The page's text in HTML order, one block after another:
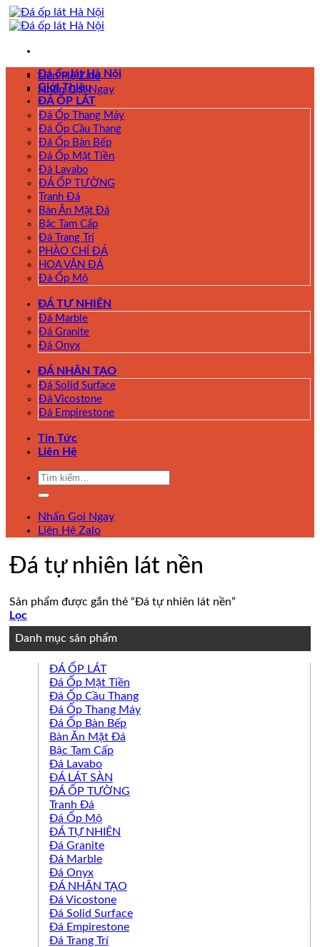
Skip
to
Liên Hệ Zalo
Nhấn Gọi Ngay
Đá ốp lát Hà Nội
Giới Thiệu
ĐÁ ỐP LÁT
Đá Ốp Thang Máy
Đá Ốp Cầu Thang
Đá Ốp Bàn Bếp
Đá Ốp Mặt Tiền
Đá Lavabo
ĐÁ ỐP TƯỜNG
Tranh Đá
Bàn Ăn Mặt Đá
Bậc Tam Cấp
Đá Trang Trí
PHÀO CHỈ ĐÁ
HOA VĂN ĐÁ
Đá Ốp Mộ
ĐÁ TỰ NHIÊN
Đá Marble
Đá Granite
Đá Onyx
ĐÁ NHÂN TẠO
Đá Solid Surface
Đá Vicostone
Đá Empirestone
Tin Tức
Liên Hệ
Tìm
Nhấn Gọi Ngay
Liên Hệ Zalo
Đá tự nhiên lát nền
Sản phẩm được gắn thẻ “Đá tự nhiên lát nền”
Lọc
Danh mục sản phẩm
ĐÁ ỐP LÁT
Đá Ốp Mặt Tiền
Đá Ốp Cầu Thang
Đá Ốp Thang Máy
Đá Ốp Bàn Bếp
Bàn Ăn Mặt Đá
Bậc Tam Cấp
Đá Lavabo
ĐÁ LÁT SÀN
ĐÁ ỐP TƯỜNG
Tranh Đá
Đá Ốp Mộ
ĐÁ TỰ NHIÊN
Đá Granite
Đá Marble
Đá Onyx
ĐÁ NHÂN TẠO
Đá Vicostone
Đá Solid Surface
Đá Empirestone
Đá Trang Trí